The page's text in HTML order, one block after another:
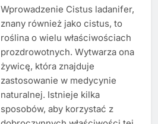
Wprowadzenie Cistus ladanifer,
znany również jako cistus, to
roślina o wielu właściwościach
prozdrowotnych. Wytwarza ona
żywicę, która znajduje
zastosowanie w medycynie
naturalnej. Istnieje kilka
sposobów, aby korzystać z